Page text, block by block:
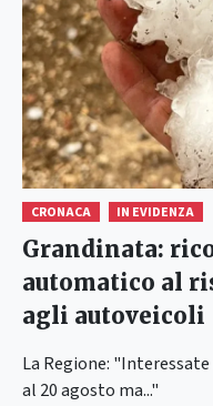
CRONACA IN EVIDENZA
Grandinata:
automatico al
agli autoveicoli
La Regione:
al 20 agosto ma..."